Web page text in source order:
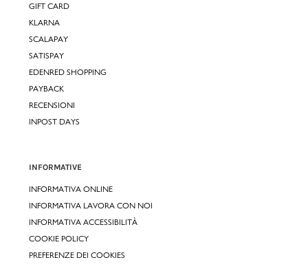
GIFT CARD
KLARNA
SCALAPAY
SATISPAY
EDENRED SHOPPING
PAYBACK
RECENSIONI
INPOST DAYS
INFORMATIVE
INFORMATIVA ONLINE
INFORMATIVA LAVORA CON NOI
INFORMATIVA ACCESSIBILITÀ
COOKIE POLICY
PREFERENZE DEI COOKIES